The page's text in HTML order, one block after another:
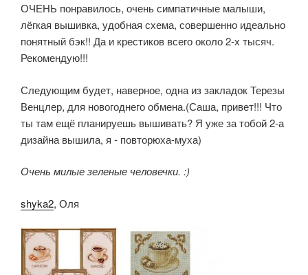
ОЧЕНЬ понравилось, очень симпатичные малыши,
лёгкая вышивка, удобная схема, совершенно идеально
понятный бэк!! Да и крестиков всего около 2-х тысяч.
Рекомендую!!!
Следующим будет, наверное, одна из закладок Терезы
Венцлер, для новогоднего обмена.(Саша, привет!!! Что
ты там ещё планируешь вышивать? Я уже за тобой 2-а
дизайна вышила, я - повторюха-муха)
Очень милые зеленые человечки. :)
shyka2, Оля